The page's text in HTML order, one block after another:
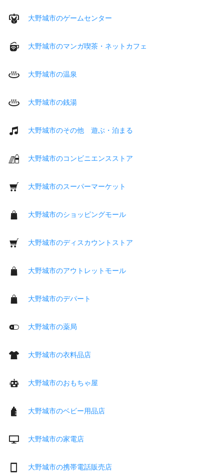
大野城市のゲームセンター
大野城市のマンガ喫茶・ネットカフェ
大野城市の温泉
大野城市の銭湯
大野城市のその他 遊ぶ・泊まる
大野城市のコンビニエンスストア
大野城市のスーパーマーケット
大野城市のショッピングモール
大野城市のディスカウントストア
大野城市のアウトレットモール
大野城市のデパート
大野城市の薬局
大野城市の衣料品店
大野城市のおもちゃ屋
大野城市のベビー用品店
大野城市の家電店
大野城市の携帯電話販売店